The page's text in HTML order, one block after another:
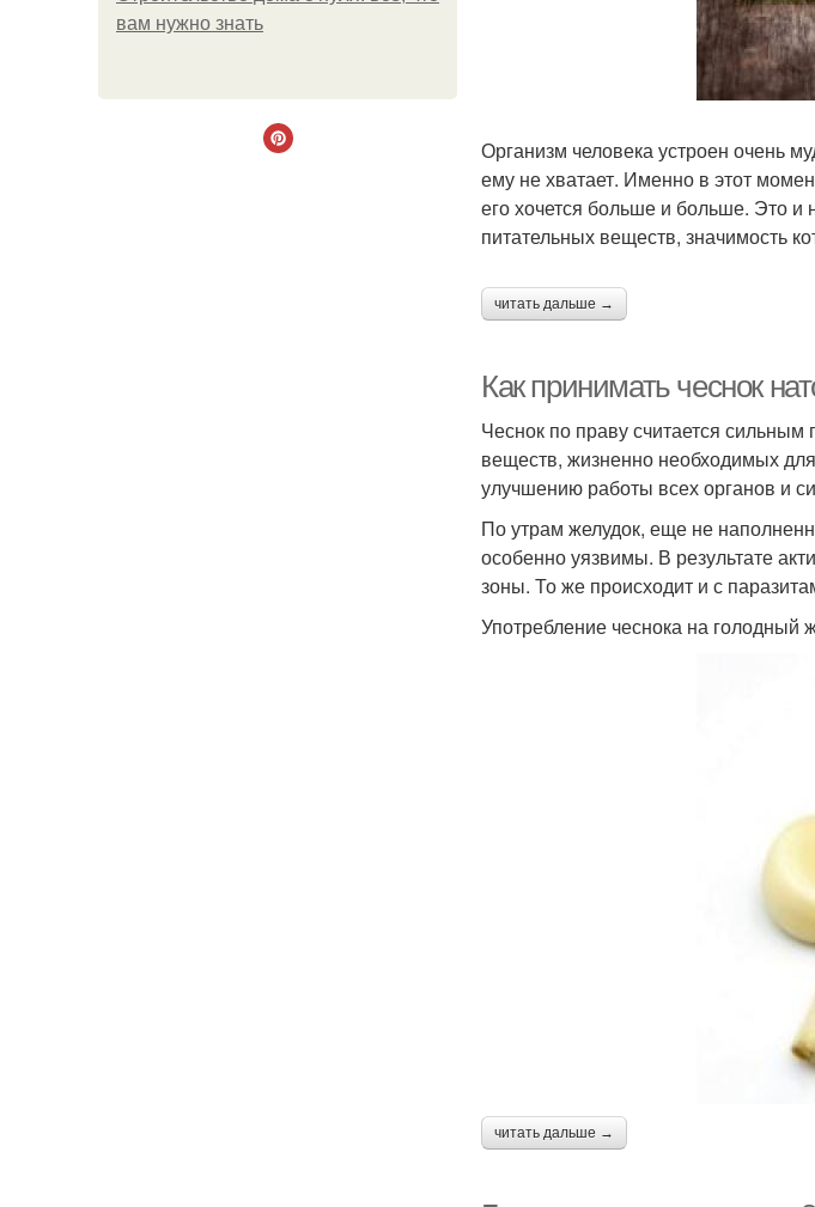
вам нужно знать
Организм человека устроен очень
ему не хватает. Именно в этот
его хочется больше и больше. Это и
питательных веществ, значимость
читать дальше →
Как принимать чеснок
Чеснок по праву считается
веществ, жизненно необходимых для
улучшению работы всех органов и
По утрам желудок, еще не
особенно уязвимы. В результате
зоны. То же происходит и с
Употребление чеснока на голодный
читать дальше →